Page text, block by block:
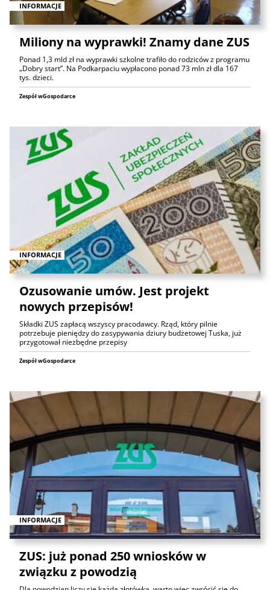
INFORMACJE
Miliony na wyprawki! Znamy dane ZUS
Ponad 1,3 mld zł na wyprawki szkolne trafiło do rodziców z programu
„Dobry start”. Na Podkarpaciu wypłacono ponad 73 mln zł dla 167
tys. dzieci.
Zespół wGospodarce
INFORMACJE
Ozusowanie umów. Jest projekt
nowych przepisów!
Składki ZUS zapłacą wszyscy pracodawcy. Rząd, który pilnie
potrzebuje pieniędzy do zasypywania dziury budżetowej Tuska, już
przygotował niezbędne przepisy
Zespół wGospodarce
INFORMACJE
ZUS: już ponad 250 wniosków w
związku z powodzią